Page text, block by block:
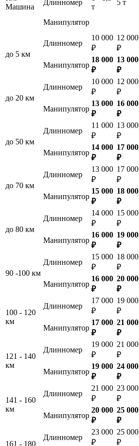
Машина
Длинномер
т
5 т
Манипулятор
до 5 км
Длинномер
10 000
₽
12 000
₽
Манипулятор
18 000
₽
13 000
₽
до 20 км
Длинномер
10 000
₽
12 000
₽
Манипулятор
13 000
₽
16 000
₽
до 50 км
Длинномер
11 000
₽
13 000
₽
Манипулятор
14 000
₽
17 000
₽
до 70 км
Длинномер
13 000
₽
17 000
₽
Манипулятор
15 000
₽
18 000
₽
до 80 км
Длинномер
14 000
₽
15 000
₽
Манипулятор
16 000
₽
19 000
₽
90 -100 км
Длинномер
15 000
₽
18 000
₽
Манипулятор
16 000
₽
20 000
₽
100 - 120
км
Длинномер
17 000
₽
19 000
₽
Манипулятор
17 000
₽
21 000
₽
121 - 140
км
Длинномер
19 000
₽
21 000
₽
Манипулятор
19 000
₽
24 000
₽
141 - 160
км
Длинномер
21 000
₽
23 000
₽
Манипулятор
20 000
₽
25 000
₽
161 - 180
Длинномер
23 000
₽
25 000
₽